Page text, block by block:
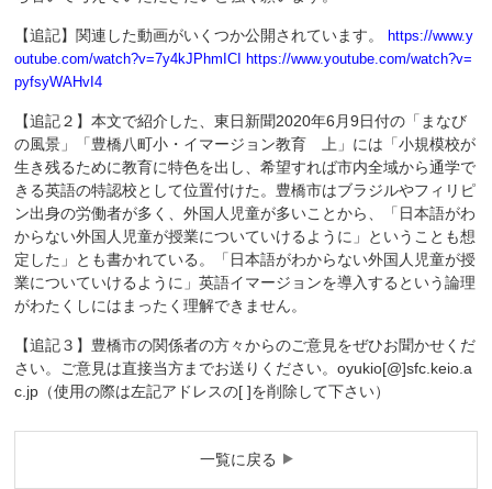
【追記】関連した動画がいくつか公開されています。https://www.y
outube.com/watch?v=7y4kJPhmICI
https://www.youtube.com/watch?v=
pyfsyWAHvI4
【追記２】本文で紹介した、東日新聞2020年6月9日付の「まなび
の風景」「豊橋八町小・イマージョン教育 上」には「小規模校が
生き残るために教育に特色を出し、希望すれば市内全域から通学で
きる英語の特認校として位置付けた。豊橋市はブラジルやフィリピ
ン出身の労働者が多く、外国人児童が多いことから、「日本語がわ
からない外国人児童が授業についていけるように」ということも想
定した」とも書かれている。「日本語がわからない外国人児童が授
業についていけるように」英語イマージョンを導入するという論理
がわたくしにはまったく理解できません。
【追記３】豊橋市の関係者の方々からのご意見をぜひお聞かせくだ
さい。ご意見は直接当方までお送りください。oyukio[@]sfc.keio.a
c.jp（使用の際は左記アドレスの[ ]を削除して下さい）
一覧に戻る